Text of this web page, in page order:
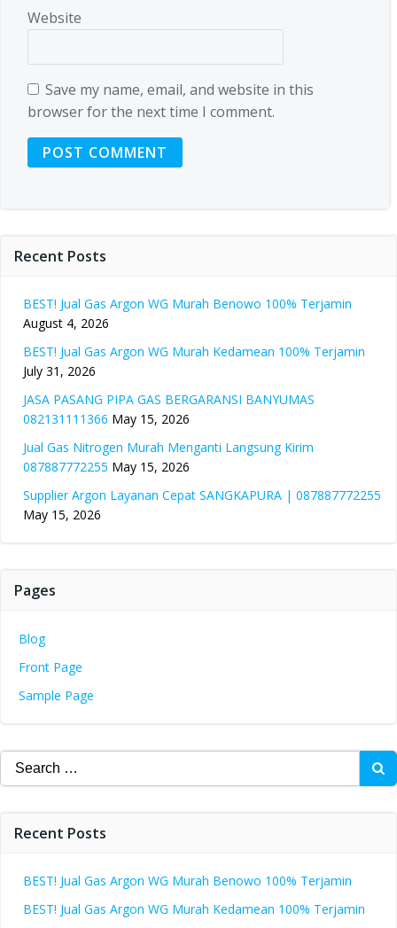
Website
Save my name, email, and website in this
browser for the next time I comment.
Recent Posts
BEST! Jual Gas Argon WG Murah Benowo 100% Terjamin
August 4, 2026
BEST! Jual Gas Argon WG Murah Kedamean 100% Terjamin
July 31, 2026
JASA PASANG PIPA GAS BERGARANSI BANYUMAS
082131111366 May 15, 2026
Jual Gas Nitrogen Murah Menganti Langsung Kirim
087887772255 May 15, 2026
Supplier Argon Layanan Cepat SANGKAPURA | 087887772255
May 15, 2026
Pages
Blog
Front Page
Sample Page
Search
for:
Recent Posts
BEST! Jual Gas Argon WG Murah Benowo 100% Terjamin
BEST! Jual Gas Argon WG Murah Kedamean 100% Terjamin